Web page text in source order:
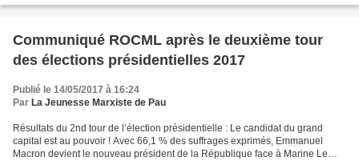
Communiqué ROCML après le deuxième tour
des élections présidentielles 2017
Publié le 14/05/2017 à 16:24
Par La Jeunesse Marxiste de Pau
Résultats du 2nd tour de l’élection présidentielle : Le candidat du grand
capital est au pouvoir ! Avec 66,1 % des suffrages exprimés, Emmanuel
Macron devient le nouveau président de la République face à Marine Le